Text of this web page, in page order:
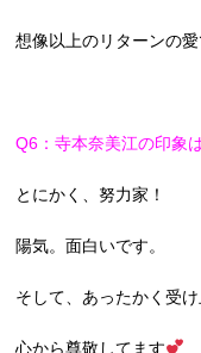
想像以上のリターンの
Q6：寺本奈美江の印象
とにかく、努力家！
陽気。面白いです。
そして、あったかく受け
心から尊敬してます